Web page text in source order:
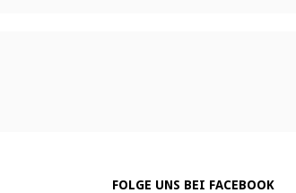
FOLGE UNS BEI FACEBOOK